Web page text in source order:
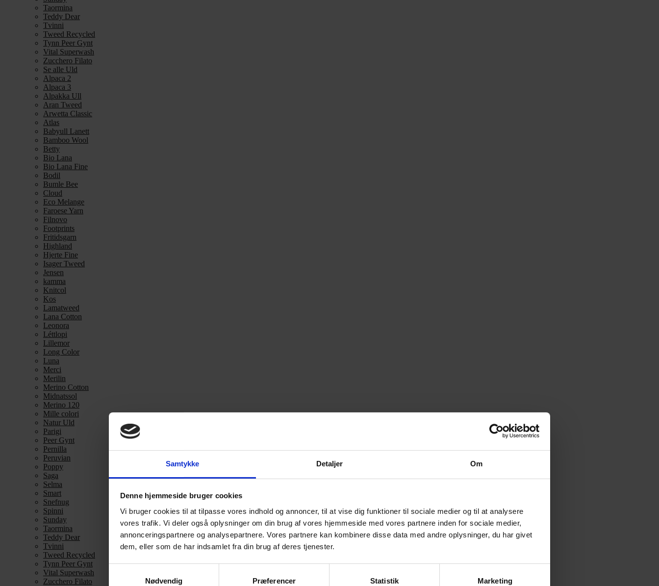
Samtykke Detaljer Om
Denne hjemmeside bruger cookies
Vi bruger cookies til at tilpasse vores indhold og annoncer, til at vise dig funktioner til sociale medier og til at analysere
vores trafik. Vi deler også oplysninger om din brug af vores hjemmeside med vores partnere inden for sociale medier,
annonceringspartnere og analysepartnere. Vores partnere kan kombinere disse data med andre oplysninger, du har givet
dem, eller som de har indsamlet fra din brug af deres tjenester.
Nødvendig
Præferencer Statistik Marketing
Taormina
Teddy Dear
Tvinni
Tweed Recycled
Tynn Peer Gynt
Vital Superwash
Zucchero Filato
Se alle Uld
Alpaca 2
Alpaca 3
Alpakka Ull
Aran Tweed
Arwetta Classic
Atlas
Babyull Lanett
Bamboo Wool
Betty
Bio Lana
Bio Lana Fine
Bodil
Bumle Bee
Cloud
Eco Melange
Faroese Yarn
Filnovo
Footprints
Fritidsgarn
Highland
Hjerte Fine
Isager Tweed
Jensen
kamma
Knitcol
Kos
Lamatweed
Lana Cotton
Leonora
Léttlopi
Lillemor
Long Color
Luna
Merci
Merilin
Merino Cotton
Midnatssol
Merino 120
Mille colori
Natur Uld
Parigi
Peer Gynt
Pernilla
Peruvian
Poppy
Saga
Selma
Smart
Snefnug
Spinni
Sunday
Taormina
Teddy Dear
Tvinni
Tweed Recycled
Tynn Peer Gynt
Vital Superwash
Zucchero Filato